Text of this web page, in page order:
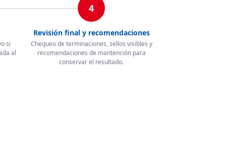
si
al
4
Revisión final y recomendaciones
Chequeo de terminaciones, sellos visibles y
recomendaciones de mantención para
conservar el resultado.